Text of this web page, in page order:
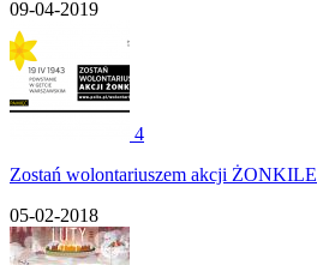
09-04-2019
4
Zostań wolontariuszem akcji ŻONKILE
05-02-2018